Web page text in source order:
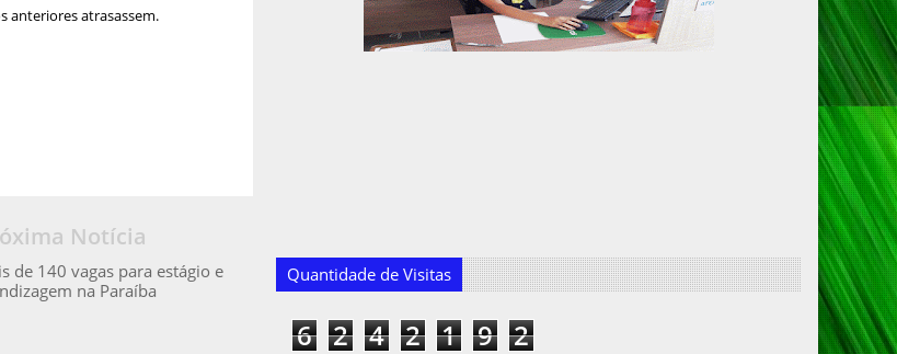
anteriores atrasassem.
Notícia
de 140 vagas para estágio e
na Paraíba
Quantidade de Visitas
6 2 4 2 1 9 2